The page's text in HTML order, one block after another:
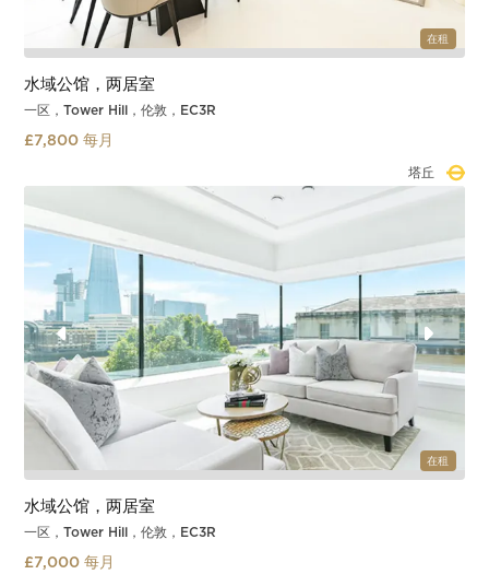
在租
水域公馆，两居室
一区，Tower Hill，伦敦，EC3R
£7,800 每月
塔丘
在租
水域公馆，两居室
一区，Tower Hill，伦敦，EC3R
£7,000 每月